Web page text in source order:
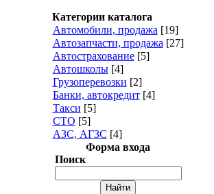
Категории каталога
Автомобили, продажа [19]
Автозапчасти, продажа [27]
Автострахование [5]
Автошколы [4]
Грузоперевозки [2]
Банки, автокредит [4]
Такси [5]
СТО [5]
АЗС, АГЗС [4]
Форма входа
Поиск